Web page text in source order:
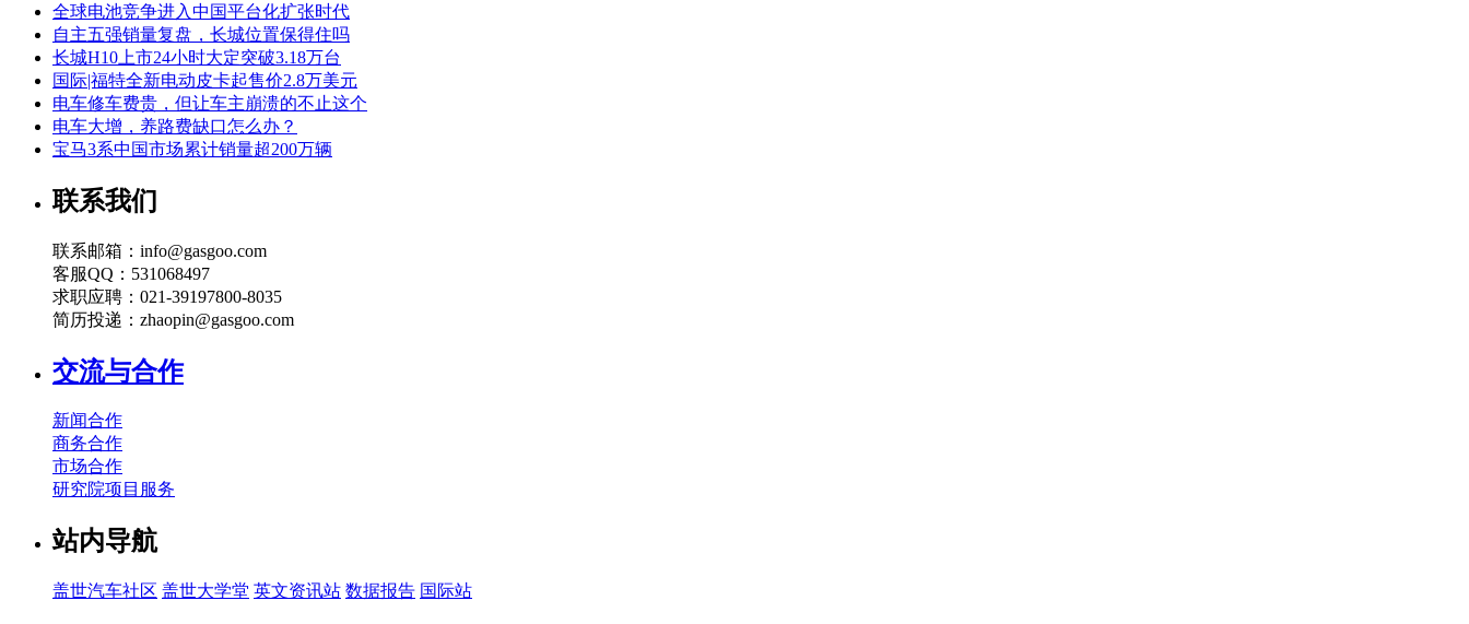
全球电池竞争进入中国平台化扩张时代
自主五强销量复盘，长城位置保得住吗
长城H10上市24小时大定突破3.18万台
国际|福特全新电动皮卡起售价2.8万美元
电车修车费贵，但让车主崩溃的不止这个
电车大增，养路费缺口怎么办？
宝马3系中国市场累计销量超200万辆
联系我们
联系邮箱：info@gasgoo.com
客服QQ：531068497
求职应聘：021-39197800-8035
简历投递：zhaopin@gasgoo.com
交流与合作
新闻合作
商务合作
市场合作
研究院项目服务
站内导航
盖世汽车社区 盖世大学堂 英文资讯站 数据报告 国际站